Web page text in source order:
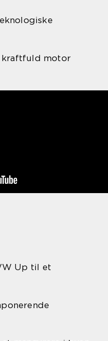
kraftfuld motor
Up til et